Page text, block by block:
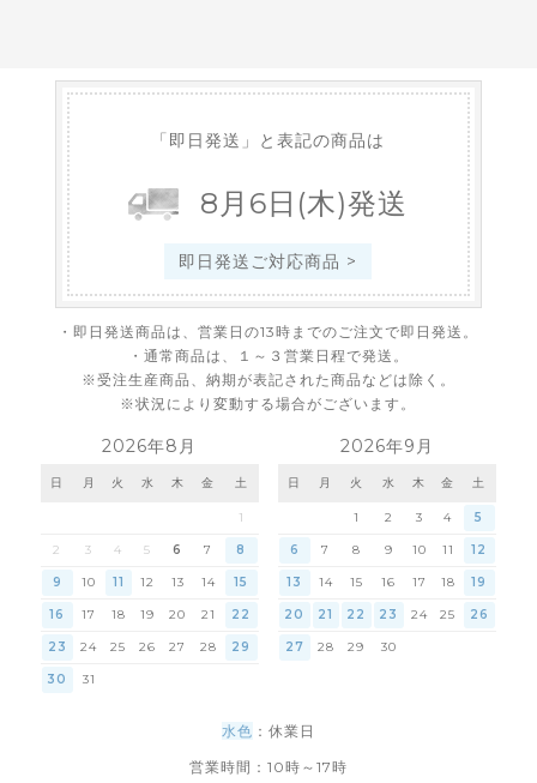
「即日発送」と表記の商品は
8 月 6日 (木)発送
即日発送ご対応商品 >
・即日発送商品は、営業日の13時までのご注文で即日発送。
・通常商品は、１～３営業日程で発送。
※受注生産商品、納期が表記された商品などは除く。
※状況により変動する場合がございます。
2026年8月
日 月 火 水 木 金 土
1
2 3 4 5 6 7 8
9 10 11 12 13 14 15
16 17 18 19 20 21 22
23 24 25 26 27 28 29
30 31
2026年9月
日 月 火 水 木 金 土
1 2 3 4 5
6 7 8 9 10 11 12
13 14 15 16 17 18 19
20 21 22 23 24 25 26
27 28 29 30
水色 ：休業日
営業時間：10時～17時